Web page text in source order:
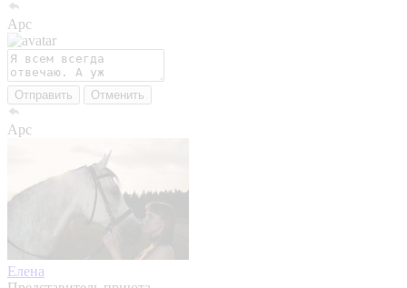
Арс
Отправить Отменить
Арс
Елена